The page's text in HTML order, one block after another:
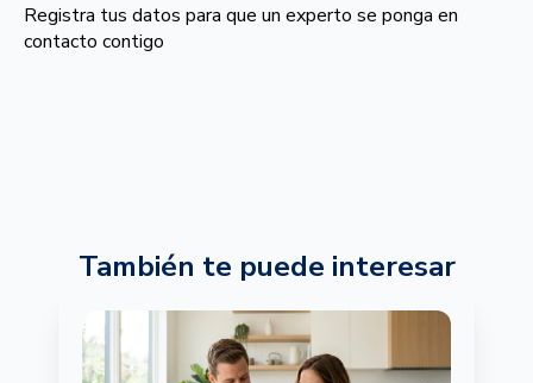
Registra tus datos para que un experto se ponga en
contacto contigo
También te puede interesar